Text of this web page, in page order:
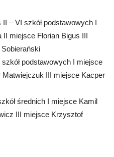
– VI szkół podstawowych I
miejsce Florian Bigus III
podstawowych I miejsce
III miejsce Kacper
średnich I miejsce Kamil
III miejsce Krzysztof